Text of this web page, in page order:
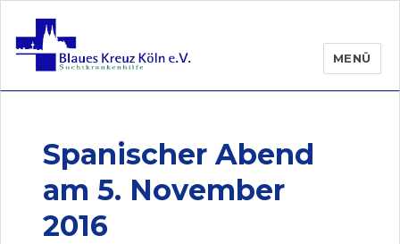
MENÜ
Spanischer Abend
am 5. November
2016